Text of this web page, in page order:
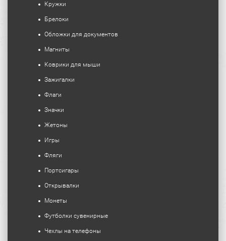
Кружки
Брелоки
Обложки для документов
Магниты
Коврики для мыши
Зажигалки
Флаги
Значки
Жетоны
Игры
Фляги
Портсигары
Открывалки
Монеты
Футболки сувенирные
Чехлы на телефоны